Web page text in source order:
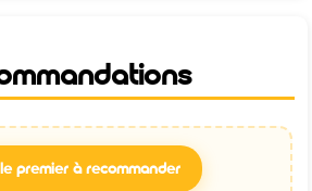
premier à recommander